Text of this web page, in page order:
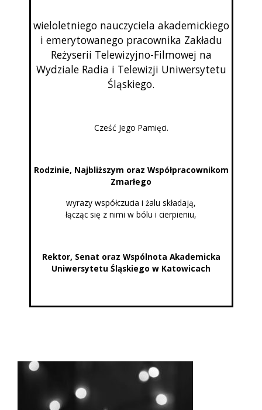
wieloletniego nauczyciela akademickiego
i emerytowanego pracownika Zakładu
Reżyserii Telewizyjno-Filmowej na
Wydziale Radia i Telewizji Uniwersytetu
Śląskiego.
Cześć Jego Pamięci.
Rodzinie, Najbliższym oraz Współpracownikom
Zmarłego
wyrazy współczucia i żalu składają,
łącząc się z nimi w bólu i cierpieniu,
Rektor, Senat oraz Wspólnota Akademicka
Uniwersytetu Śląskiego w Katowicach